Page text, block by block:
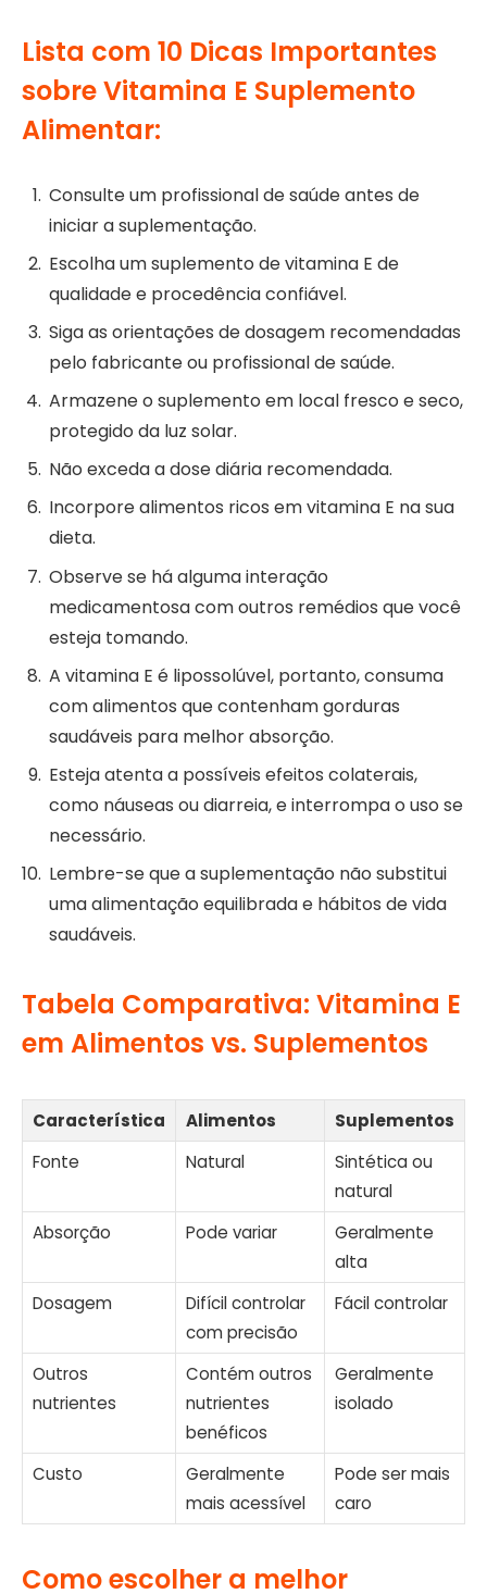
Lista com 10 Dicas Importantes
sobre Vitamina E Suplemento
Alimentar:
Consulte um profissional de saúde antes de
iniciar a suplementação.
Escolha um suplemento de vitamina E de
qualidade e procedência confiável.
Siga as orientações de dosagem recomendadas
pelo fabricante ou profissional de saúde.
Armazene o suplemento em local fresco e seco,
protegido da luz solar.
Não exceda a dose diária recomendada.
Incorpore alimentos ricos em vitamina E na sua
dieta.
Observe se há alguma interação
medicamentosa com outros remédios que você
esteja tomando.
A vitamina E é lipossolúvel, portanto, consuma
com alimentos que contenham gorduras
saudáveis para melhor absorção.
Esteja atenta a possíveis efeitos colaterais,
como náuseas ou diarreia, e interrompa o uso se
necessário.
Lembre-se que a suplementação não substitui
uma alimentação equilibrada e hábitos de vida
saudáveis.
Tabela Comparativa: Vitamina E
em Alimentos vs. Suplementos
Característica Alimentos
Suplementos
Fonte
Natural
Sintética ou
natural
Absorção
Pode variar
Geralmente
alta
Dosagem
Difícil controlar
com precisão
Fácil controlar
Outros
nutrientes
Contém outros
nutrientes
benéficos
Geralmente
isolado
Custo
Geralmente
mais acessível
Pode ser mais
caro
Como escolher a melhor